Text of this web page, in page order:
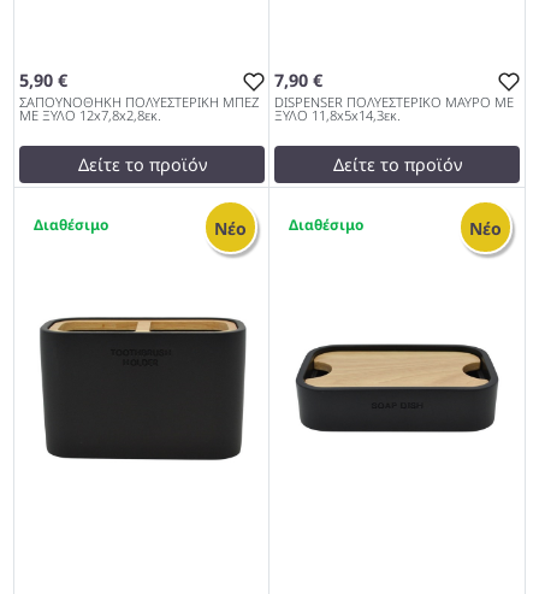
5,90 €
ΣΑΠΟΥΝΟΘΗΚΗ ΠΟΛΥΕΣΤΕΡΙΚΗ ΜΠΕΖ
ΜΕ ΞΥΛΟ 12x7,8x2,8εκ.
Δείτε το προϊόν
testFalse
ΞΥΛΟ 12x7,8x2,8εκ. 962
7,90 €
DISPENSER ΠΟΛΥΕΣΤΕΡΙΚΟ ΜΑΥΡΟ ΜΕ
ΞΥΛΟ 11,8x5x14,3εκ.
Δείτε το προϊόν
testFalse
DISPENSER ΠΟΛΥΕΣΤΕΡΙΚΟ
Νέο Νέο